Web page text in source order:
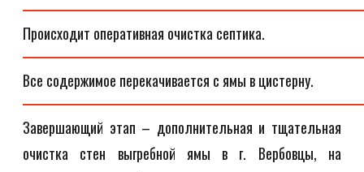
Происходит оперативная очистка септика.
Все содержимое перекачивается с ямы в цистерну.
Завершающий этап – дополнительная и тщательная
очистка стен выгребной ямы в г. Вербовцы, на